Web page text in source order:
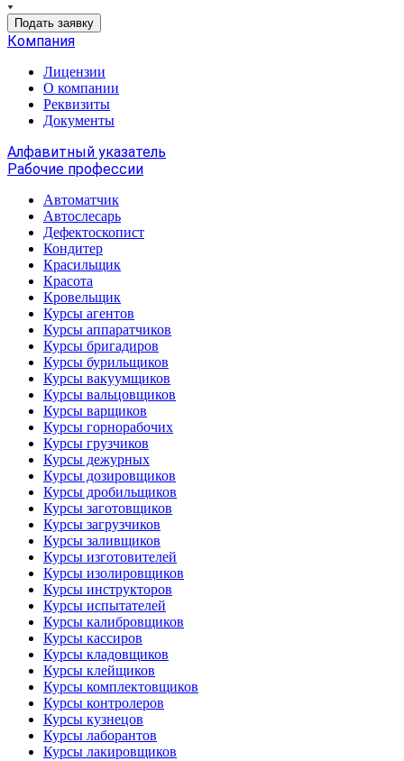
Подать заявку
Компания
Лицензии
О компании
Реквизиты
Документы
Алфавитный указатель
Рабочие профессии
Автоматчик
Автослесарь
Дефектоскопист
Кондитер
Красильщик
Красота
Кровельщик
Курсы агентов
Курсы аппаратчиков
Курсы бригадиров
Курсы бурильщиков
Курсы вакуумщиков
Курсы вальцовщиков
Курсы варщиков
Курсы горнорабочих
Курсы грузчиков
Курсы дежурных
Курсы дозировщиков
Курсы дробильщиков
Курсы заготовщиков
Курсы загрузчиков
Курсы заливщиков
Курсы изготовителей
Курсы изолировщиков
Курсы инструкторов
Курсы испытателей
Курсы калибровщиков
Курсы кассиров
Курсы кладовщиков
Курсы клейщиков
Курсы комплектовщиков
Курсы контролеров
Курсы кузнецов
Курсы лаборантов
Курсы лакировщиков